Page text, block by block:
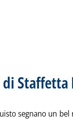
Staffetta
segnano un